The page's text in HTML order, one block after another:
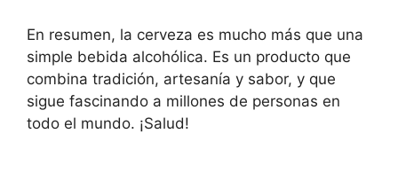
En resumen, la cerveza es mucho más que una
simple bebida alcohólica. Es un producto que
combina tradición, artesanía y sabor, y que
sigue fascinando a millones de personas en
todo el mundo. ¡Salud!